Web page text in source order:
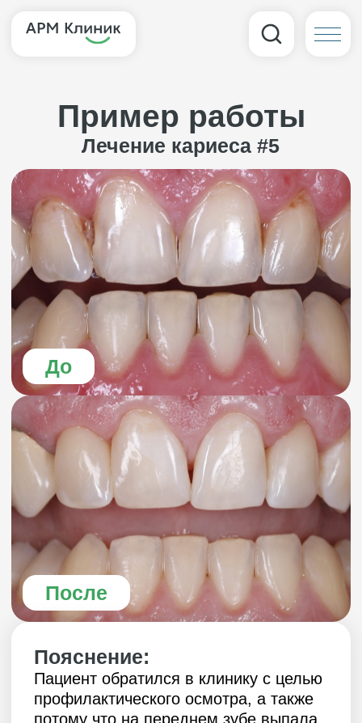
Лечение кариеса #5
После
Пояснение:
Пациент обратился в клинику с целью
профилактического осмотра, а также
потому что на переднем зубе выпала
На первичном осмотре:
сделали фотографии полости рта;
сделали компьютерную
томограмму;
посмотрели детально каждый зуб
на фотографии и на компьютерной
Были обнаружены кариесы
на контактных поверхностях,
в следующий визит преступили
к устранению кариеса.
Убрали кариес, восстановили